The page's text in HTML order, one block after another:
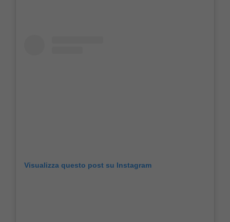
Visualizza questo post su Instagram